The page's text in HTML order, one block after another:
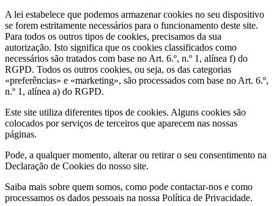
A lei estabelece que podemos armazenar cookies no seu dispositivo
se forem estritamente necessários para o funcionamento deste site.
Para todos os outros tipos de cookies, precisamos da sua
autorização. Isto significa que os cookies classificados como
necessários são tratados com base no Art. 6.º, n.º 1, alínea f) do
RGPD. Todos os outros cookies, ou seja, os das categorias
«preferências» e «marketing», são processados com base no Art. 6.º,
n.º 1, alínea a) do RGPD.
Este site utiliza diferentes tipos de cookies. Alguns cookies são
colocados por serviços de terceiros que aparecem nas nossas
páginas.
Pode, a qualquer momento, alterar ou retirar o seu consentimento na
Declaração de Cookies do nosso site.
Saiba mais sobre quem somos, como pode contactar-nos e como
processamos os dados pessoais na nossa Política de Privacidade.